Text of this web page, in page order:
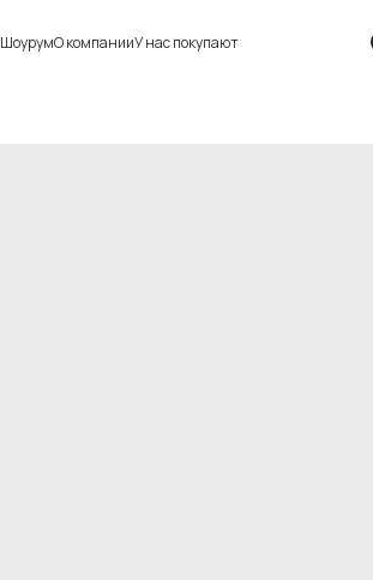
ШоурумО компанииУ нас покупают